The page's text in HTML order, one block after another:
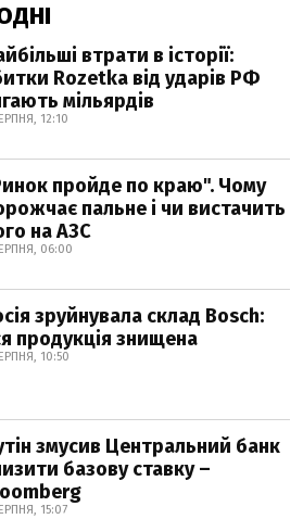
втрати в історії:
Rozetka від ударів РФ
мільярдів
12:10
пройде по краю". Чому
пальне і чи вистачить
на АЗС
06:00
зруйнувала склад Bosch:
продукція знищена
10:50
змусив Центральний банк
базову ставку –
15:07